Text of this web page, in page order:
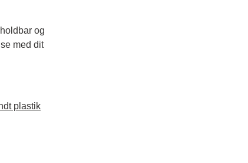
og
med dit
plastik